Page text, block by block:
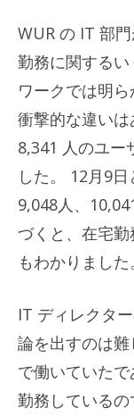
WUR の IT 部
勤務に関する
ワークでは明ら
衝撃的な違いは
8,341 人のユー
した。 12月9
9,048人、
づくと、在宅
もわかりました。
IT ディレクタ
論を出すのは
で働いていた
勤務している